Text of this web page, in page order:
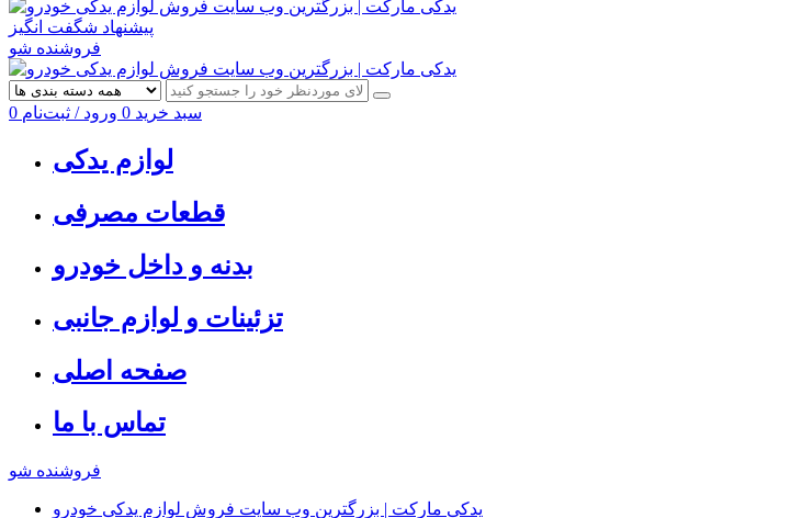
پیشنهاد شگفت انگیز
فروشنده شو
0 سبد خرید 0 ورود / ثبت‌نام
لوازم یدکی
قطعات مصرفی
بدنه و داخل خودرو
تزئینات و لوازم جانبی
صفحه اصلی
تماس با ما
فروشنده شو
یدکی مارکت | بزرگترین وب سایت فروش لوازم یدکی خودرو